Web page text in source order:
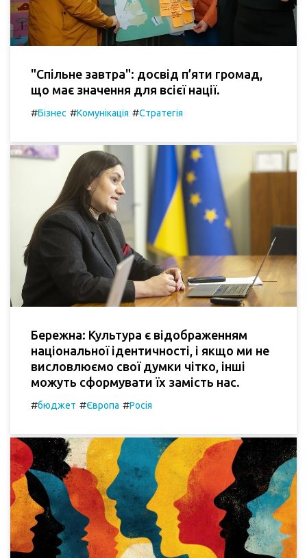
"Спільне завтра": досвід п’яти громад,
що має значення для всієї нації.
#Бізнес #Комунікація #Стратегія
Бережна: Культура є відображенням
національної ідентичності, і якщо ми не
висловлюємо свої думки чітко, інші
можуть сформувати їх замість нас.
#бюджет #Європа #Росія